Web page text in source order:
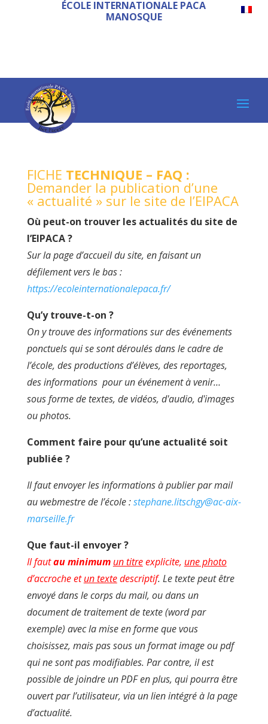
ÉCOLE INTERNATIONALE PACA
MANOSQUE
FICHE TECHNIQUE – FAQ :
Demander la publication d’une
« actualité » sur le site de l’EIPACA
Où peut-on trouver les actualités du site de
l’EIPACA ?
Sur la page d’accueil du site, en faisant un
défilement vers le bas :
https://ecoleinternationalepaca.fr/
Qu’y trouve-t-on ?
On y trouve des informations sur des événements
ponctuels qui se sont déroulés dans le cadre de
l’école, des productions d’élèves, des reportages,
des informations pour un événement à venir…
sous forme de textes, de vidéos, d'audio, d'images
ou photos.
Comment faire pour qu’une actualité soit
publiée ?
Il faut envoyer les informations à publier par mail
au webmestre de l’école :stephane.litschgy@ac-aix-
marseille.fr
Que faut-il envoyer ?
Il fautau minimum un titreexplicite, une photo
d’accroche etun textedescriptif. Le texte peut être
envoyé dans le corps du mail, ou dans un
document de traitement de texte (word par
exemple) avec la mise en forme que vous
choisissez, mais pas sous un format image ou pdf
qui ne sont pas modifiables. Par contre, il est
possible de joindre un PDF en plus, qui pourra être
ouvert par l’utilisateur, via un lien intégré à la page
d’actualité.